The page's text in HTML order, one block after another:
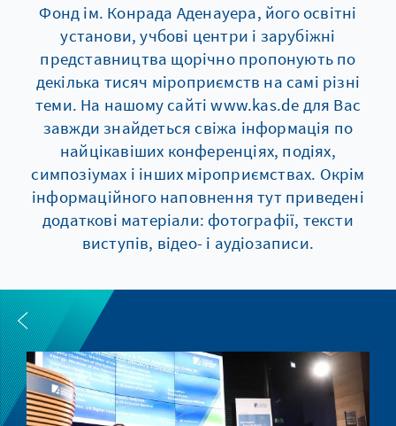
Фонд ім. Конрада Аденауера, його освітні
установи, учбові центри і зарубіжні
представництва щорічно пропонують по
декілька тисяч мiроприємств на самі різні
теми. На нашому сайті www.kas.de для Вас
завжди знайдеться свіжа інформація по
найцікавіших конференціях, подіях,
симпозіумах і інших мiроприємствах. Окрім
інформаційного наповнення тут приведені
додаткові матеріали: фотографії, тексти
виступів, відео- і аудіозаписи.